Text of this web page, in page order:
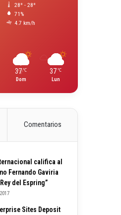
28º - 28º
71%
4.7 km/h
37 ℃
Dom
37 ℃
Lun
Comentarios
califica al
Fernando Gaviria
del Espring”
Sites Deposit